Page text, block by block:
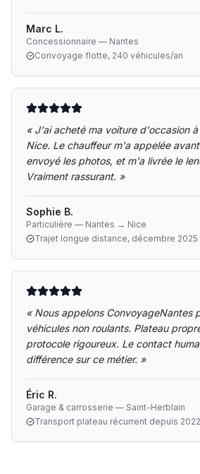
Marc L.
Concessionnaire — Nantes
Convoyage flotte, 240 véhicules/an
« J'ai acheté ma voiture d'occasion
Nice. Le chauffeur m'a appelée
envoyé les photos, et m'a livrée le
Vraiment rassurant. »
Sophie B.
Particulière — Nantes → Nice
Trajet longue distance, décembre 2025
« Nous appelons ConvoyageNantes
véhicules non roulants. Plateau
protocole rigoureux. Le contact
différence sur ce métier. »
Éric R.
Garage & carrosserie — Saint-Herblain
Transport plateau récurrent depuis 2022